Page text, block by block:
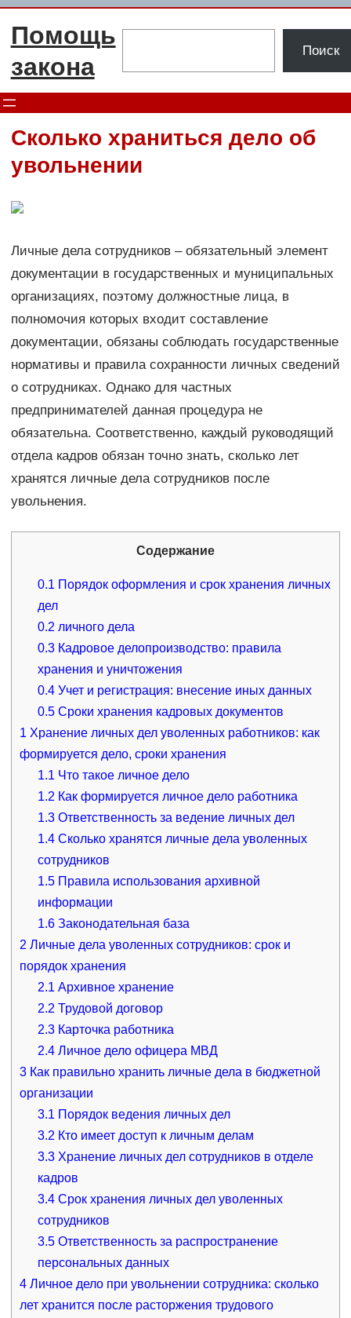
Перейти
Помощь
закона
Поиск
Сколько храниться дело об
увольнении
Личные дела сотрудников – обязательный элемент
документации в государственных и муниципальных
организациях, поэтому должностные лица, в
полномочия которых входит составление
документации, обязаны соблюдать государственные
нормативы и правила сохранности личных сведений
о сотрудниках. Однако для частных
предпринимателей данная процедура не
обязательна. Соответственно, каждый руководящий
отдела кадров обязан точно знать, сколько лет
хранятся личные дела сотрудников после
увольнения.
Содержание
0.1 Порядок оформления и срок хранения личных
дел
0.2 личного дела
0.3 Кадровое делопроизводство: правила
хранения и уничтожения
0.4 Учет и регистрация: внесение иных данных
0.5 Сроки хранения кадровых документов
1 Хранение личных дел уволенных работников: как
формируется дело, сроки хранения
1.1 Что такое личное дело
1.2 Как формируется личное дело работника
1.3 Ответственность за ведение личных дел
1.4 Сколько хранятся личные дела уволенных
сотрудников
1.5 Правила использования архивной
информации
1.6 Законодательная база
2 Личные дела уволенных сотрудников: срок и
порядок хранения
2.1 Архивное хранение
2.2 Трудовой договор
2.3 Карточка работника
2.4 Личное дело офицера МВД
3Как правильно хранить личные дела в бюджетной
организации
3.1 Порядок ведения личных дел
3.2 Кто имеет доступ к личным делам
3.3 Хранение личных дел сотрудников в отделе
кадров
3.4 Срок хранения личных дел уволенных
сотрудников
3.5 Ответственность за распространение
персональных данных
4Личное дело при увольнении сотрудника: сколько
лет хранится после расторжения трудового